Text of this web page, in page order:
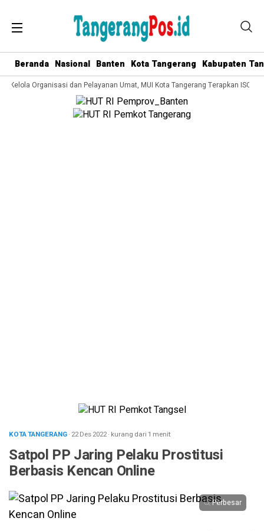
Beranda Nasional Banten Kota Tangerang Kabupaten
Kelola Organisasi dan Pelayanan Umat, MUI Kota Tangerang Terapkan ISO
KOTA TANGERANG· 22 Des 2022· kurang dari 1 menit
Satpol PP Jaring Pelaku Prostitusi
Berbasis Kencan Online
Perbesar